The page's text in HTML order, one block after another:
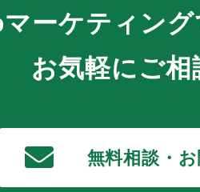
ーケティン
お気軽にご
無料相談・